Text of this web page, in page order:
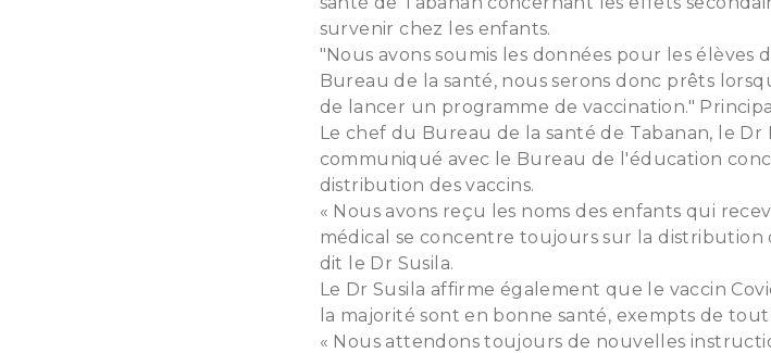
survenir chez les enfants.
"Nous avons soumis les données pour les
Bureau de la santé, nous serons donc prêts
de lancer un programme de vaccination."
Le chef du Bureau de la santé de Tabanan, le Dr
communiqué avec le Bureau de l'éducation
distribution des vaccins.
« Nous avons reçu les noms des enfants qui
médical se concentre toujours sur la
dit le Dr Susila.
Le Dr Susila affirme également que le vaccin
la majorité sont en bonne santé, exempts de
« Nous attendons toujours de nouvelles